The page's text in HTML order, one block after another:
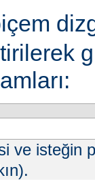
ve isteğin